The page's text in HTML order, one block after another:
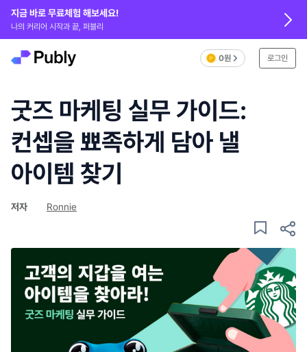
지금 바로 무료체험 해보세요!
나의 커리어 시작과 끝, 퍼블리
0원 로그인
굿즈 마케팅 실무 가이드:
컨셉을 뾰족하게 담아 낼
아이템 찾기
저자 Ronnie